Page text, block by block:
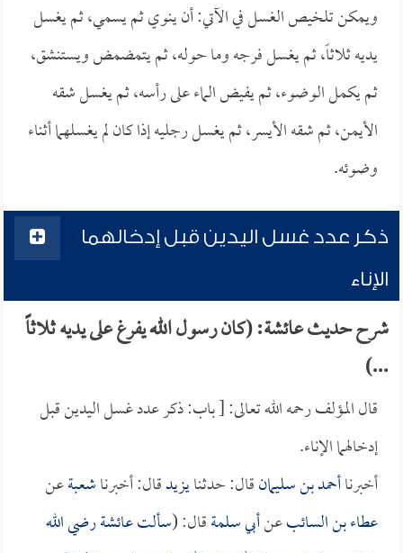
ويمكن تلخيص الغسل في الآتي: أن ينوي ثم يسمي، ثم يغسل
يديه ثلاثاً، ثم يغسل فرجه وما حوله، ثم يتمضمض ويستنشق،
ثم يكمل الوضوء، ثم يفيض الماء على رأسه، ثم يغسل شقه
الأيمن، ثم شقه الأيسر، ثم يغسل رجليه إذا كان لم يغسلهما أثناء
وضوئه.
ذكر عدد غسل اليدين قبل إدخالهما
الإناء
شرح حديث عائشة: (كان رسول الله يفرغ على يديه ثلاثاً
...)
قال المؤلف رحمه الله تعالى: [ باب: ذكر عدد غسل اليدين قبل
إدخالهما الإناء.
أخبرناأحمد بن سليمانقال: حدثنايزيدقال: أخبرناشعبةعن
عطاء بن السائبعنأبي سلمةقال: (سألتعائشةرضي الله